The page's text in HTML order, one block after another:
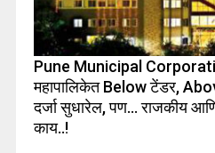
Pune Municipal
महापालिकेत Below टेंडर,
दर्जा सुधारेल, पण… राजकीय
काय..!